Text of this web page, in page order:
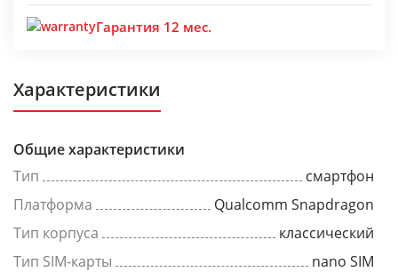
Гарантия 12 мес.
Характеристики
Общие характеристики
Тип
смартфон
Платформа
Qualcomm Snapdragon
Тип корпуса
классический
Тип SIM-карты
nano SIM